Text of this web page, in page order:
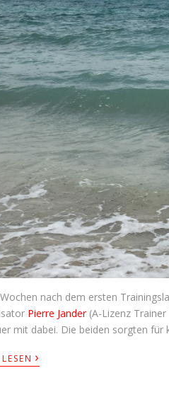
nach dem ersten
Pierre Jander(A-Lizenz
mit dabei. Die beiden sorgten für
›